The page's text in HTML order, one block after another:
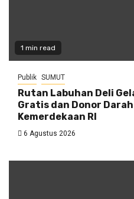
1 min read
Publik SUMUT
Rutan Labuhan Deli
Gratis dan Donor Darah
Kemerdekaan RI
6 Agustus 2026